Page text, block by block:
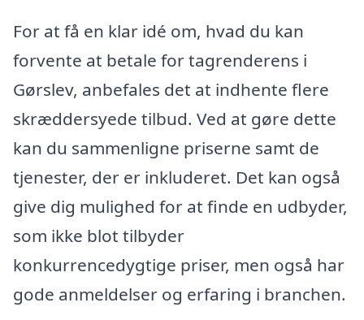
For at få en klar idé om, hvad du kan
forvente at betale for tagrenderens i
Gørslev, anbefales det at indhente flere
skræddersyede tilbud. Ved at gøre dette
kan du sammenligne priserne samt de
tjenester, der er inkluderet. Det kan også
give dig mulighed for at finde en udbyder,
som ikke blot tilbyder
konkurrencedygtige priser, men også har
gode anmeldelser og erfaring i branchen.